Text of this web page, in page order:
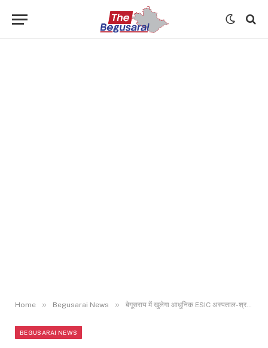
Home » Begusarai News » बेगूसराय में खुलेगा आधुनिक ESIC अस्पताल-श्रम मंत्री मंडाविया ने दी मंजूरी…
BEGUSARAI NEWS